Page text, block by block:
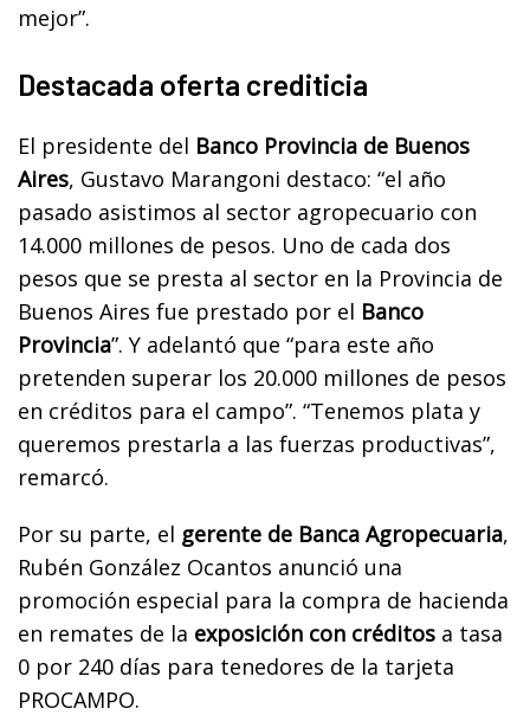
mejor”.
Destacada oferta crediticia
El presidente del Banco Provincia de Buenos
Aires, Gustavo Marangoni destaco: “el año
pasado asistimos al sector agropecuario con
14.000 millones de pesos. Uno de cada dos
pesos que se presta al sector en la Provincia de
Buenos Aires fue prestado por el Banco
Provincia”. Y adelantó que “para este año
pretenden superar los 20.000 millones de pesos
en créditos para el campo”. “Tenemos plata y
queremos prestarla a las fuerzas productivas”,
remarcó.
Por su parte, el gerente de Banca Agropecuaria,
Rubén González Ocantos anunció una
promoción especial para la compra de hacienda
en remates de la exposición con créditos a tasa
0 por 240 días para tenedores de la tarjeta
PROCAMPO.